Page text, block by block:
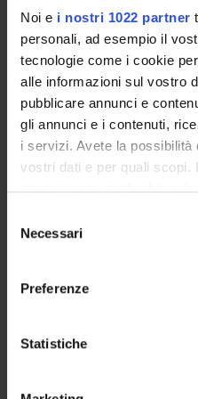
Noi e i nostri 1022 partner
personali, ad esempio il
tecnologie come i cookie
alle informazioni sul vostro
pubblicare annunci e
gli annunci e i contenuti,
i servizi. Avete la
vostri dati e per quali scopi.
privacy sono applicabili
modificare o revocare il
momento dalla
raccogliere
geografica, con
delNecessari
Preferenze
Statistiche
cui stati e chiese fecero
indebolire la diversità o per
risorsa politica.
ENTI FINANZIATORI:
FIRB VALUTATO
Finanziamento: richiesto
Programma:FIRB